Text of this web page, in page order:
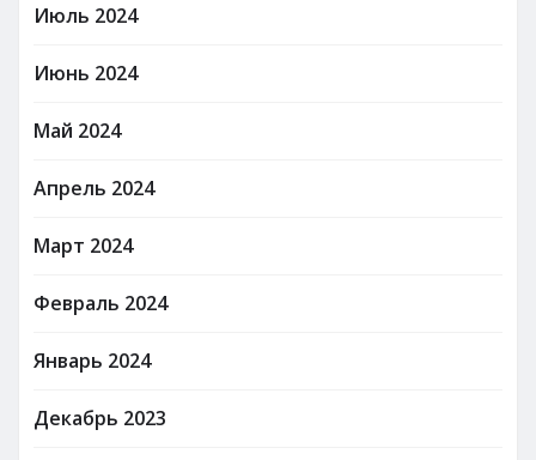
Июль 2024
Июнь 2024
Май 2024
Апрель 2024
Март 2024
Февраль 2024
Январь 2024
Декабрь 2023